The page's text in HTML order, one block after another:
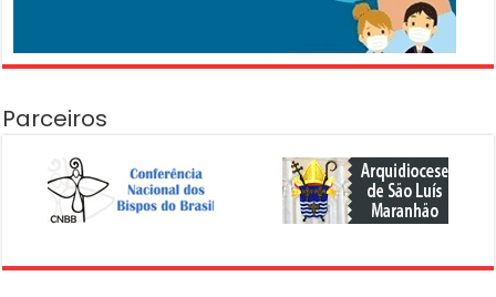
Parceiros